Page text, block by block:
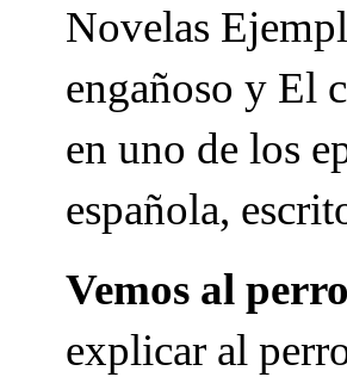
Novelas
engañoso y El
en uno de los
española,
Vemos al
explicar al